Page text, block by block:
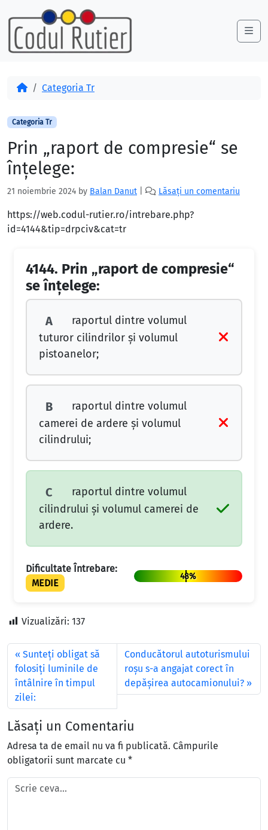
Skip to content
Skip to footer
AcasăCategoria Tr
Categoria Tr
Prin „raport de compresie“ se
înțelege:
21 noiembrie 2024 by Balan Danut Lăsați un comentariu
https://web.codul-rutier.ro/intrebare.php?
id=4144&tip=drpciv&cat=tr
4144. Prin „raport de compresie“
se înțelege:
A
raportul dintre volumul
tuturor cilindrilor și volumul
pistoanelor;
B
raportul dintre volumul
camerei de ardere și volumul
cilindrului;
C
raportul dintre volumul
cilindrului și volumul camerei de
ardere.
Dificultate Întrebare:
MEDIE
48%
Vizualizări: 137
Sunteţi obligat să
folosiţi luminile de
întâlnire în timpul
zilei:
Conducătorul autoturismului
roşu s-a angajat corect în
depăşirea autocamionului?
Lăsați un Comentariu
Adresa ta de email nu va fi publicată. Câmpurile
obligatorii sunt marcate cu *